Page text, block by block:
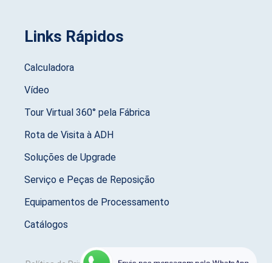
Links Rápidos
Calculadora
Vídeo
Tour Virtual 360° pela Fábrica
Rota de Visita à ADH
Soluções de Upgrade
Serviço e Peças de Reposição
Equipamentos de Processamento
Catálogos